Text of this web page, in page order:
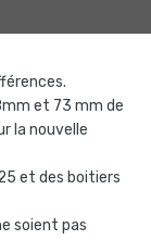
et 73 mm de
la nouvelle
et des boitiers
soient pas